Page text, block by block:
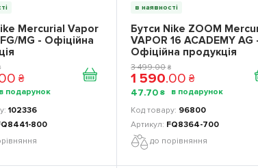
Mercurial Vapor
MG - Офіційна
₴
102336
800
в наявності
Бутси Nike ZOOM
VAPOR 16 ACADEMY AG
Офіційна продукція
3 499.00 ₴
1 590.00 ₴
47.70 ₴
96800
FQ8364-700
до порівняння